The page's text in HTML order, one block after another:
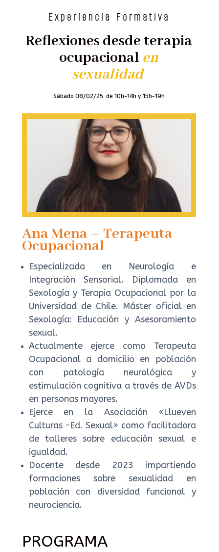
Experiencia Formativa
Reflexiones desdeterapia
ocupacional en
sexualidad
Sábado 08/02/25 de 10h-14h y 15h-19h
Ana Mena – Terapeuta
Ocupacional
Especializada en Neurología e
Integración Sensorial. Diplomada en
Sexología y Terapia Ocupacional por la
Universidad de Chile. Máster oficial en
Sexología: Educación y Asesoramiento
sexual.
Actualmente ejerce como Terapeuta
Ocupacional a domicilio en población
con patología neurológica y
estimulación cognitiva a través de AVDs
en personas mayores.
Ejerce en la Asociación «Llueven
Culturas -Ed. Sexual» como facilitadora
de talleres sobre educación sexual e
igualdad.
Docente desde 2023 impartiendo
formaciones sobre sexualidad en
población con diversidad funcional y
neurociencia.
PROGRAMA